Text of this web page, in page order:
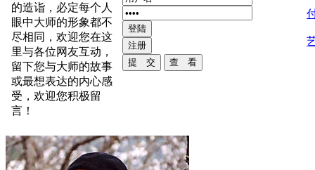
的造诣，必定每个人
眼中大师的形象都不
尽相同，欢迎您在这
里与各位网友互动，
留下您与大师的故事
或最想表达的内心感
受，欢迎您积极留
言！